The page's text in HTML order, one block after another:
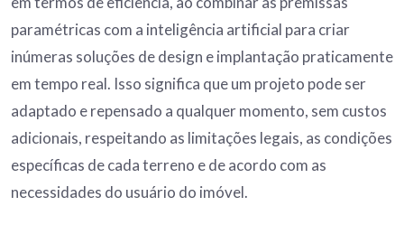
paramétricas com a inteligência artificial para criar
inúmeras soluções de design e implantação praticamente
em tempo real. Isso significa que um projeto pode ser
adaptado e repensado a qualquer momento, sem custos
adicionais, respeitando as limitações legais, as condições
específicas de cada terreno e de acordo com as
necessidades do usuário do imóvel.